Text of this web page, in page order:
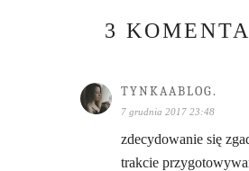
3
TYNKAABLOG.
7 grudnia 2017 23:48
zdecydowanie się
trakcie